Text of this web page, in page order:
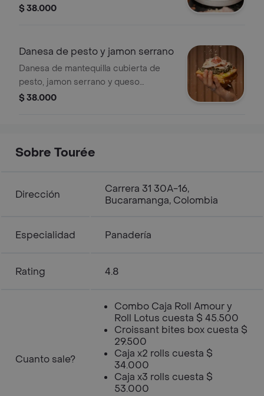
caramelizada y datiles, queso
$ 38.000
Danesa de pesto y jamon serrano
Danesa de mantequilla cubierta de
pesto, jamon serrano y queso
parmesano
$ 38.000
Sobre Tourée
Dirección
Carrera 31 30A-16,
Bucaramanga, Colombia
Especialidad Panadería
Rating 4.8
Cuanto sale?
Combo Caja Roll Amour y
Roll Lotus cuesta $ 45.500
Croissant bites box cuesta $
29.500
Caja x2 rolls cuesta $
34.000
Caja x3 rolls cuesta $
53.000